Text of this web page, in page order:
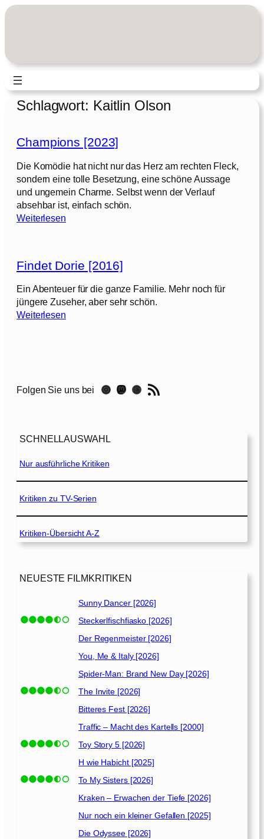
Zum
Schlagwort: Kaitlin Olson
Champions [2023]
Die Komödie hat nicht nur das Herz am rechten Fleck,
sondern eine tolle Besetzung, eine schöne Aussage
und ungemein Charme. Selbst wenn der Verlauf
absehbar ist, einfach schön.
Weiterlesen:
m
i
o
n
2
Findet Dorie [2016]
Ein Abenteuer für die ganze Familie. Mehr noch für
jüngere Zuseher, aber sehr schön.
Weiterlesen:
t
i
[
2
0
]
Folgen Sie uns bei Instagram Mastodon Threads RSS-Feed
SCHNELLAUSWAHL
Nur ausführliche Kritiken
Kritiken zu TV-Serien
Kritiken-Übersicht A-Z
NEUESTE FILMKRITIKEN
Sunny Dancer [2026]
Steckerlfischfiasko [2026]
Der Regenmeister [2026]
You, Me & Italy [2026]
Spider-Man: Brand New Day [2026]
The Invite [2026]
Bitteres Fest [2026]
Traffic – Macht des Kartells [2000]
Toy Story 5 [2026]
H wie Habicht [2025]
To My Sisters [2026]
Kraken – Erwachen der Tiefe [2026]
Nur noch ein kleiner Gefallen [2025]
Die Odyssee [2026]